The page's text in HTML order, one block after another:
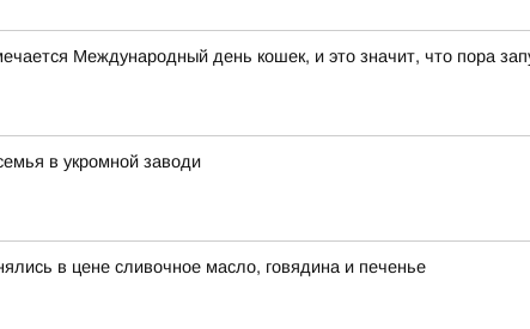
Международный день кошек, и это значит, что пора
в укромной заводи
в цене сливочное масло, говядина и печенье